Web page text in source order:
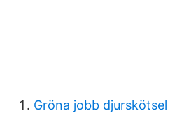
Gröna jobb djurskötsel